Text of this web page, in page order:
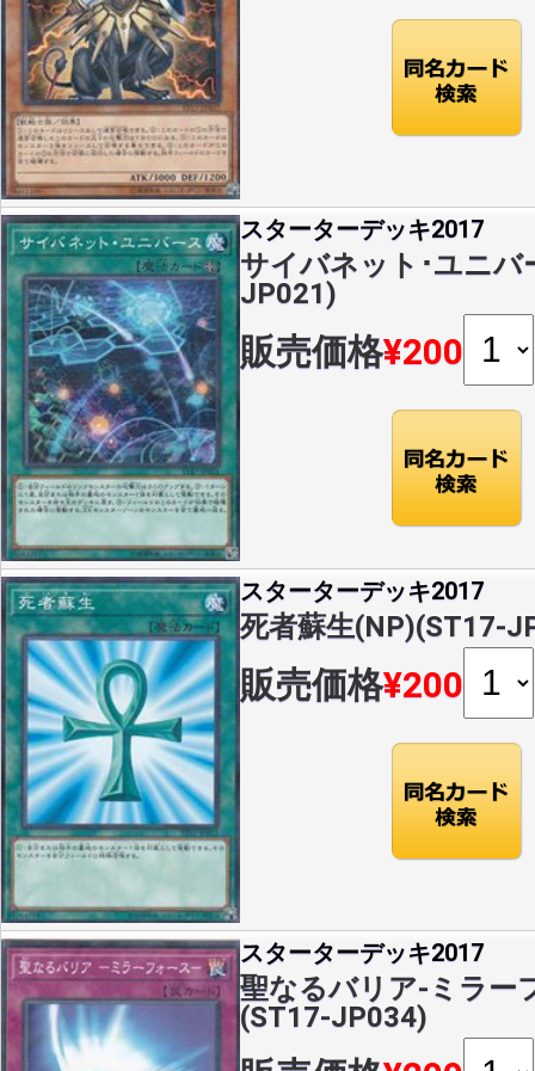
スターターデッキ2017
サイバネット･ユニバ
JP021)
販売価格¥200
スターターデッキ2017
死者蘇生(NP)(ST17-
販売価格¥200
スターターデッキ2017
聖なるバリア-ミラー
(ST17-JP034)